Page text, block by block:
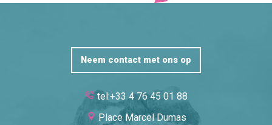
Neem contact met ons op
tel:+33 4 76 45 01 88
Place Marcel Dumas